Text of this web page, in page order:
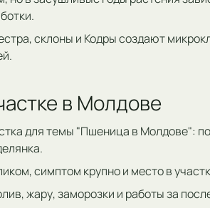
склоны и Кодры создают
в Молдове
для темы "Пшеница в Молдове":
симптом крупно и место в
жару, заморозки и работы за